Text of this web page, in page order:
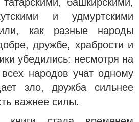
и удмуртскими
как разные народы
дружбе, храбрости и
убедились: несмотря на
всех народов учат одному
зло, дружба сильнее
важнее силы.